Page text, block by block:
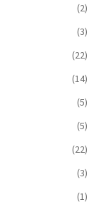
(2)
(3)
(22)
(14)
(5)
(5)
(22)
(3)
(1)